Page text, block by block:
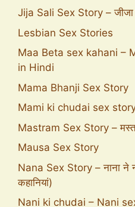
Jija Sali Sex Story – जीजा
Lesbian Sex Stories
Maa Beta sex kahani –
in Hindi
Mama Bhanji Sex Story
Mami ki chudai sex
Mastram Sex Story –
Mausa Sex Story
Nana Sex Story – नाना ने
कहानियां)
Nani ki chudai – Nani